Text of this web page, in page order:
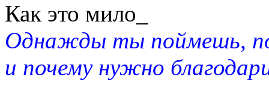
Как это мило_
Однажды ты поймешь,
и почему нужно